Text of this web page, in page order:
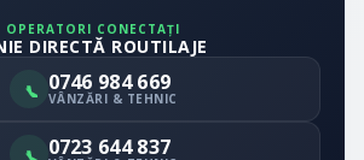
OPERATORI CONECTAȚI
DIRECTĂ ROUTILAJE
0746 984 669
VÂNZĂRI & TEHNIC
0723 644 837